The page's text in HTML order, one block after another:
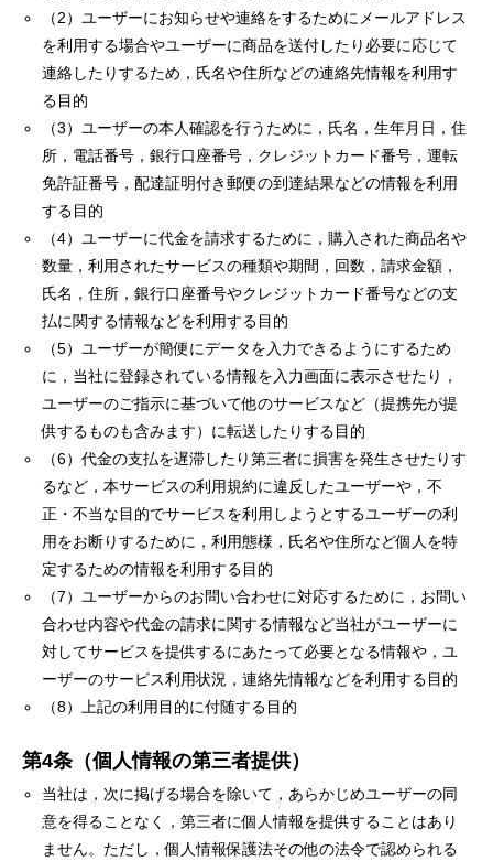
（2）ユーザーにお知らせや連絡をするためにメールアドレス
を利用する場合やユーザーに商品を送付したり必要に応じて
連絡したりするため，氏名や住所などの連絡先情報を利用す
る目的
（3）ユーザーの本人確認を行うために，氏名，生年月日，住
所，電話番号，銀行口座番号，クレジットカード番号，運転
免許証番号，配達証明付き郵便の到達結果などの情報を利用
する目的
（4）ユーザーに代金を請求するために，購入された商品名や
数量，利用されたサービスの種類や期間，回数，請求金額，
氏名，住所，銀行口座番号やクレジットカード番号などの支
払に関する情報などを利用する目的
（5）ユーザーが簡便にデータを入力できるようにするため
に，当社に登録されている情報を入力画面に表示させたり，
ユーザーのご指示に基づいて他のサービスなど（提携先が提
供するものも含みます）に転送したりする目的
（6）代金の支払を遅滞したり第三者に損害を発生させたりす
るなど，本サービスの利用規約に違反したユーザーや，不
正・不当な目的でサービスを利用しようとするユーザーの利
用をお断りするために，利用態様，氏名や住所など個人を特
定するための情報を利用する目的
（7）ユーザーからのお問い合わせに対応するために，お問い
合わせ内容や代金の請求に関する情報など当社がユーザーに
対してサービスを提供するにあたって必要となる情報や，ユ
ーザーのサービス利用状況，連絡先情報などを利用する目的
（8）上記の利用目的に付随する目的
第4条（個人情報の第三者提供）
当社は，次に掲げる場合を除いて，あらかじめユーザーの同
意を得ることなく，第三者に個人情報を提供することはあり
ません。ただし，個人情報保護法その他の法令で認められる